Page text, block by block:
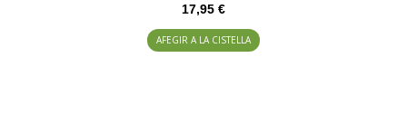
17,95 €
AFEGIR A LA CISTELLA